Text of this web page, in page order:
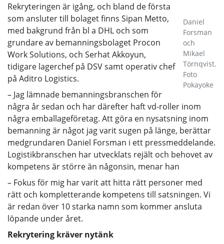
Daniel
Forsman
och
Mikael
Törnqvist.
Foto
Pokayoke
Rekryteringen är igång, och bland de första
som ansluter till bolaget finns Sipan Metto,
med bakgrund från bl a DHL och som
grundare av bemanningsbolaget Procon
Work Solutions, och Serhat Akkoyun,
tidigare lagerchef på DSV samt operativ chef
på Aditro Logistics.
– Jag lämnade bemanningsbranschen för
några år sedan och har därefter haft vd-roller inom
några emballageföretag. Att göra en nysatsning inom
bemanning är något jag varit sugen på länge, berättar
medgrundaren Daniel Forsman i ett pressmeddelande.
Logistikbranschen har utvecklats rejält och behovet av
kompetens är större än någonsin, menar han
– Fokus för mig har varit att hitta rätt personer med
rätt och kompletterande kompetens till satsningen. Vi
är redan över 10 starka namn som kommer ansluta
löpande under året.
Rekrytering kräver nytänk